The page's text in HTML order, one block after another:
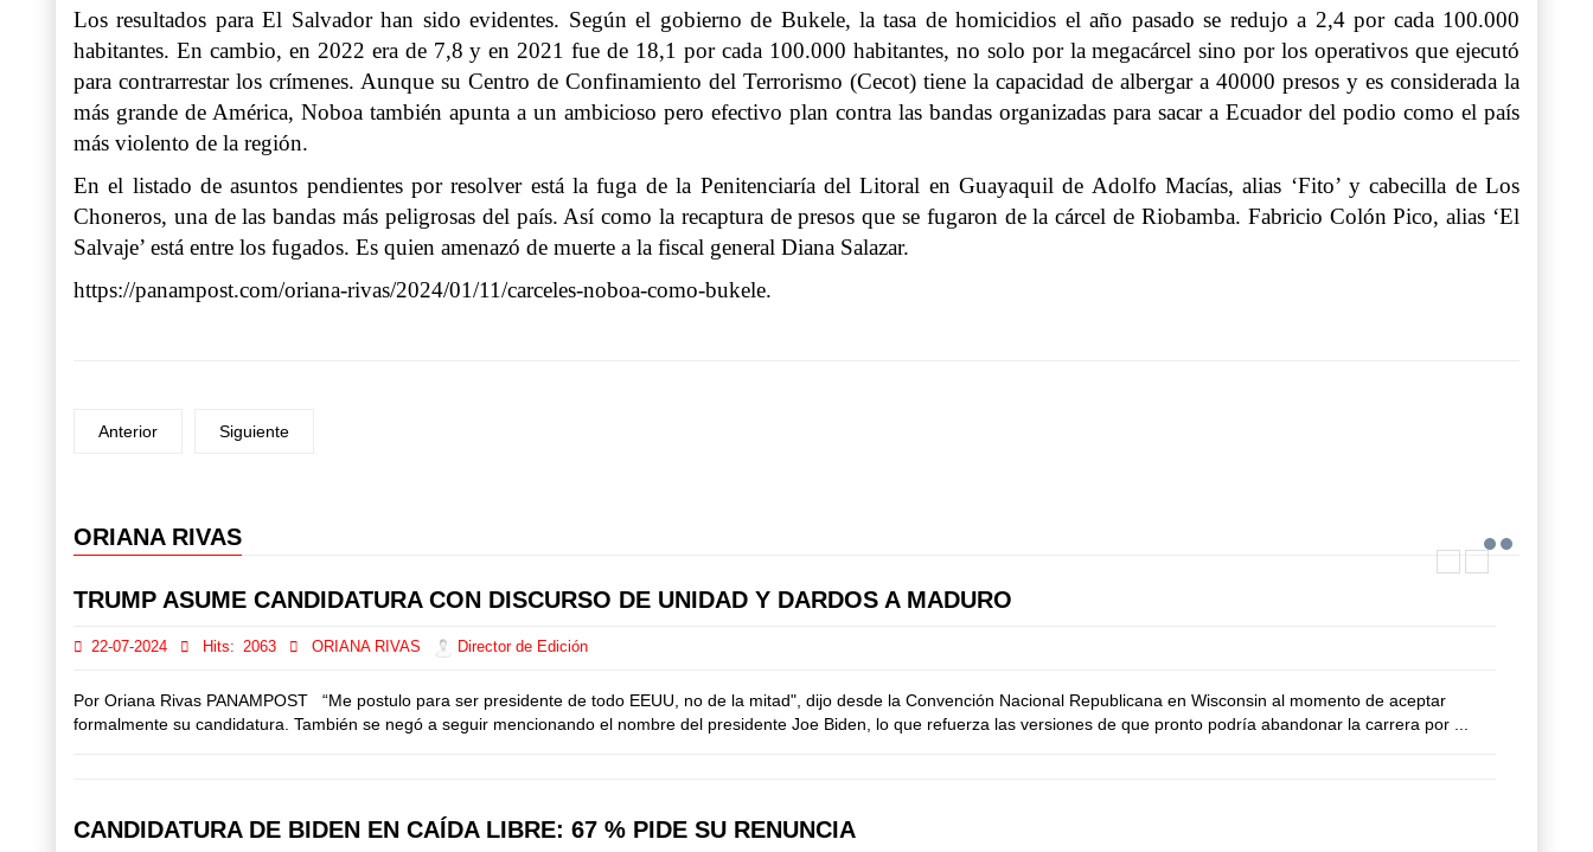
Los resultados para El Salvador han sido evidentes. Según el gobierno de Bukele, la tasa de homicidios el año pasado se redujo a 2,4 por cada 100.000
habitantes. En cambio, en 2022 era de 7,8 y en 2021 fue de 18,1 por cada 100.000 habitantes, no solo por la megacárcel sino por los operativos que ejecutó
para contrarrestar los crímenes. Aunque su Centro de Confinamiento del Terrorismo (Cecot) tiene la capacidad de albergar a 40000 presos y es considerada la
más grande de América, Noboa también apunta a un ambicioso pero efectivo plan contra las bandas organizadas para sacar a Ecuador del podio como el país
más violento de la región.
En el listado de asuntos pendientes por resolver está la fuga de la Penitenciaría del Litoral en Guayaquil de Adolfo Macías, alias ‘Fito’ y cabecilla de Los
Choneros, una de las bandas más peligrosas del país. Así como la recaptura de presos que se fugaron de la cárcel de Riobamba. Fabricio Colón Pico, alias ‘El
Salvaje’ está entre los fugados. Es quien amenazó de muerte a la fiscal general Diana Salazar.
https://panampost.com/oriana-rivas/2024/01/11/carceles-noboa-como-bukele.
Anterior Siguiente
ORIANA RIVAS
TRUMP ASUME CANDIDATURA CON DISCURSO DE UNIDAD Y DARDOS A MADURO
22-07-2024 Hits: 2063 ORIANA RIVAS Director de Edición
Por Oriana Rivas PANAMPOST “Me postulo para ser presidente de todo EEUU, no de la mitad", dijo desde la Convención Nacional Republicana en Wisconsin al momento de aceptar
formalmente su candidatura. También se negó a seguir mencionando el nombre del presidente Joe Biden, lo que refuerza las versiones de que pronto podría abandonar la carrera por ...
CANDIDATURA DE BIDEN EN CAÍDA LIBRE: 67 % PIDE SU RENUNCIA